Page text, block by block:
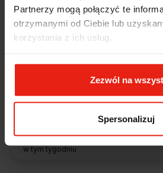
Partnerzy mogą połączyć te
otrzymanymi od Ciebie lub
korzystania z ich usług.
Zezwól na
Spersonalizuj
Jestem zaskoczona, że ta paczka
szybko. Paczka dotarła cała i
sprawnie, bez problemów. Bardzo
klienta.
5
oczekiwaniami. Sprzedawca
polecenia 👍️👍️👍️👍️👍️👍️👍️
w tym tygodniu